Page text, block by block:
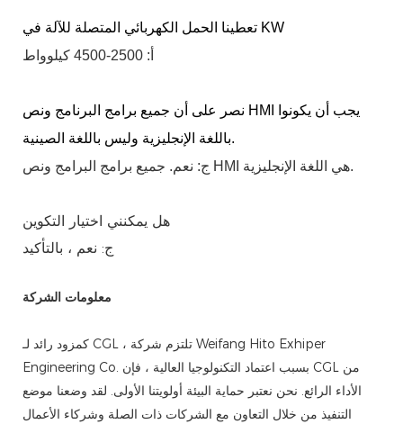
تعطينا الحمل الكهربائي المتصلة للآلة في KW
أ: 2500-4500 كيلوواط
نصر على أن جميع برامج البرنامج ونص HMI يجب أن يكونوا
باللغة الإنجليزية وليس باللغة الصينية.
ج: نعم. جميع برامج البرامج ونص HMI هي اللغة الإنجليزية.
هل يمكنني اختيار التكوين
ج: نعم ، بالتأكيد
معلومات الشركة
كمزود رائد لـ CGL ، تلتزم شركة Weifang Hito Exhiper
Engineering Co. بسبب اعتماد التكنولوجيا العالية ، فإن CGL من
الأداء الرائع. نحن نعتبر حماية البيئة أولويتنا الأولى. لقد وضعنا موضع
التنفيذ من خلال التعاون مع الشركات ذات الصلة وشركاء الأعمال